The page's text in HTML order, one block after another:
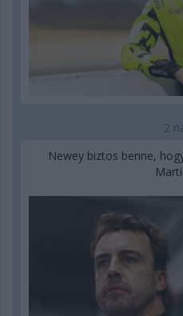
2
Newey biztos benne,